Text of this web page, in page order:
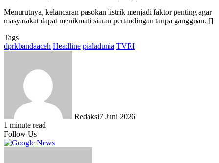
Menurutnya, kelancaran pasokan listrik menjadi faktor penting agar
masyarakat dapat menikmati siaran pertandingan tanpa gangguan. []
Tags
dprkbandaaceh Headline pialadunia TVRI
Redaksi7 Juni 2026
1 minute read
Follow Us